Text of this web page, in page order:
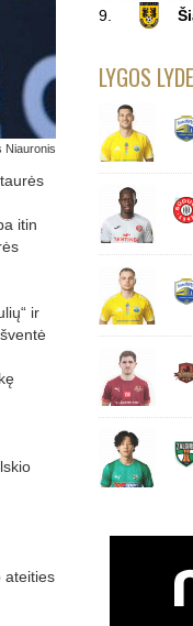
Niauronis
itin
ir
ateities
9.
LYGOS